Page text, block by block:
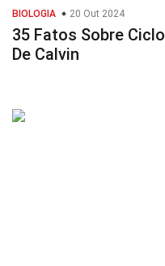
BIOLOGIA 20 Out 2024
35 Fatos Sobre Ciclo
De Calvin